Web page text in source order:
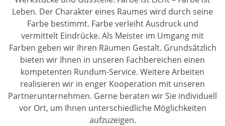
Leben. Der Charakter eines Raumes wird durch seine
Farbe bestimmt. Farbe verleiht Ausdruck und
vermittelt Eindrücke. Als Meister im Umgang mit
Farben geben wir Ihren Räumen Gestalt. Grundsätzlich
bieten wir Ihnen in unseren Fachbereichen einen
kompetenten Rundum-Service. Weitere Arbeiten
realisieren wir in enger Kooperation mit unseren
Partnerunternehmen. Gerne beraten wir Sie individuell
vor Ort, um Ihnen unterschiedliche Möglichkeiten
aufzuzeigen.